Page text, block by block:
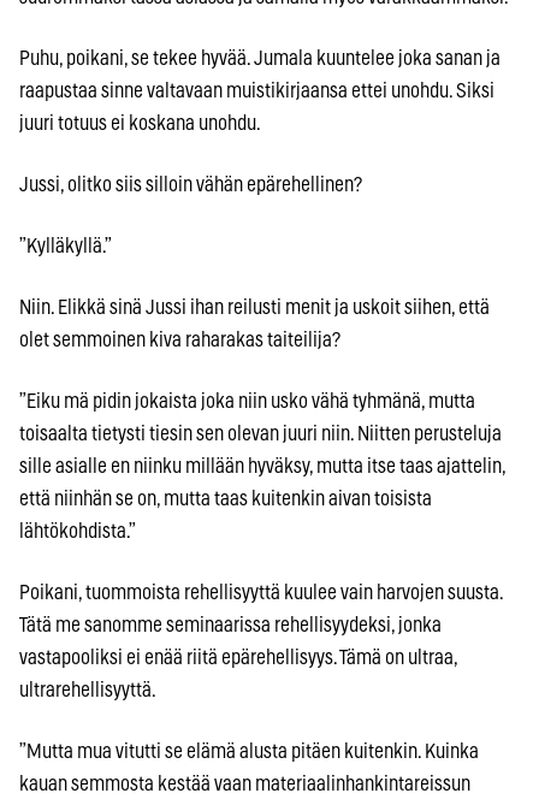
Puhu, poikani, se tekee hyvää. Jumala kuuntelee joka sanan ja
raapustaa sinne valtavaan muistikirjaansa ettei unohdu. Siksi
juuri totuus ei koskana unohdu.
Jussi, olitko siis silloin vähän epärehellinen?
”Kylläkyllä.”
Niin. Elikkä sinä Jussi ihan reilusti menit ja uskoit siihen, että
olet semmoinen kiva raharakas taiteilija?
”Eiku mä pidin jokaista joka niin usko vähä tyhmänä, mutta
toisaalta tietysti tiesin sen olevan juuri niin. Niitten perusteluja
sille asialle en niinku millään hyväksy, mutta itse taas ajattelin,
että niinhän se on, mutta taas kuitenkin aivan toisista
lähtökohdista.”
Poikani, tuommoista rehellisyyttä kuulee vain harvojen suusta.
Tätä me sanomme seminaarissa rehellisyydeksi, jonka
vastapooliksi ei enää riitä epärehellisyys. Tämä on ultraa,
ultrarehellisyyttä.
”Mutta mua vitutti se elämä alusta pitäen kuitenkin. Kuinka
kauan semmosta kestää vaan materiaalinhankintareissun